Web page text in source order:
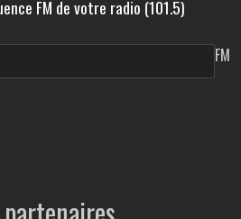
FM de votre radio (101.5)
FM